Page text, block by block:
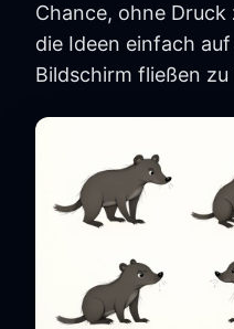
Chance, ohne
die Ideen einfach
Bildschirm fließen zu